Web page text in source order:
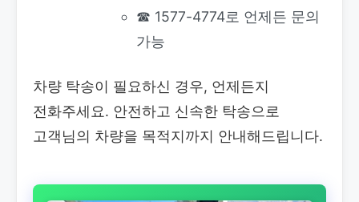
☎ 1577-4774로 언제든 문의
가능
차량 탁송이 필요하신 경우, 언제든지
전화주세요. 안전하고 신속한 탁송으로
고객님의 차량을 목적지까지 안내해드립니다.